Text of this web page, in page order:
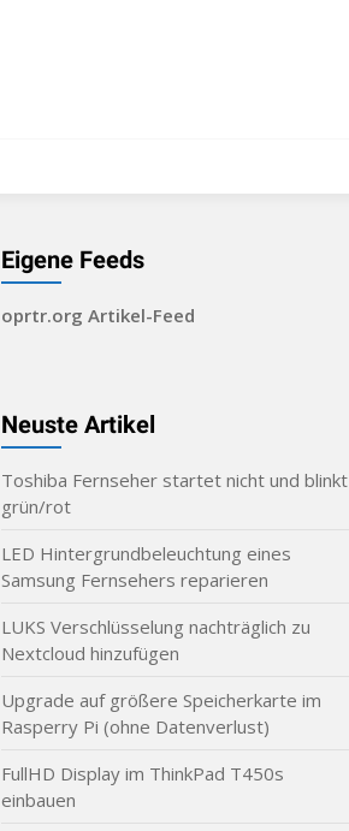
Eigene Feeds
oprtr.org Artikel-Feed
Neuste Artikel
Toshiba Fernseher startet nicht und blinkt
grün/rot
LED Hintergrundbeleuchtung eines
Samsung Fernsehers reparieren
LUKS Verschlüsselung nachträglich zu
Nextcloud hinzufügen
Upgrade auf größere Speicherkarte im
Rasperry Pi (ohne Datenverlust)
FullHD Display im ThinkPad T450s
einbauen